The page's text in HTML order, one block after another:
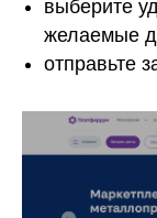
выберите
желаемые
отправьте